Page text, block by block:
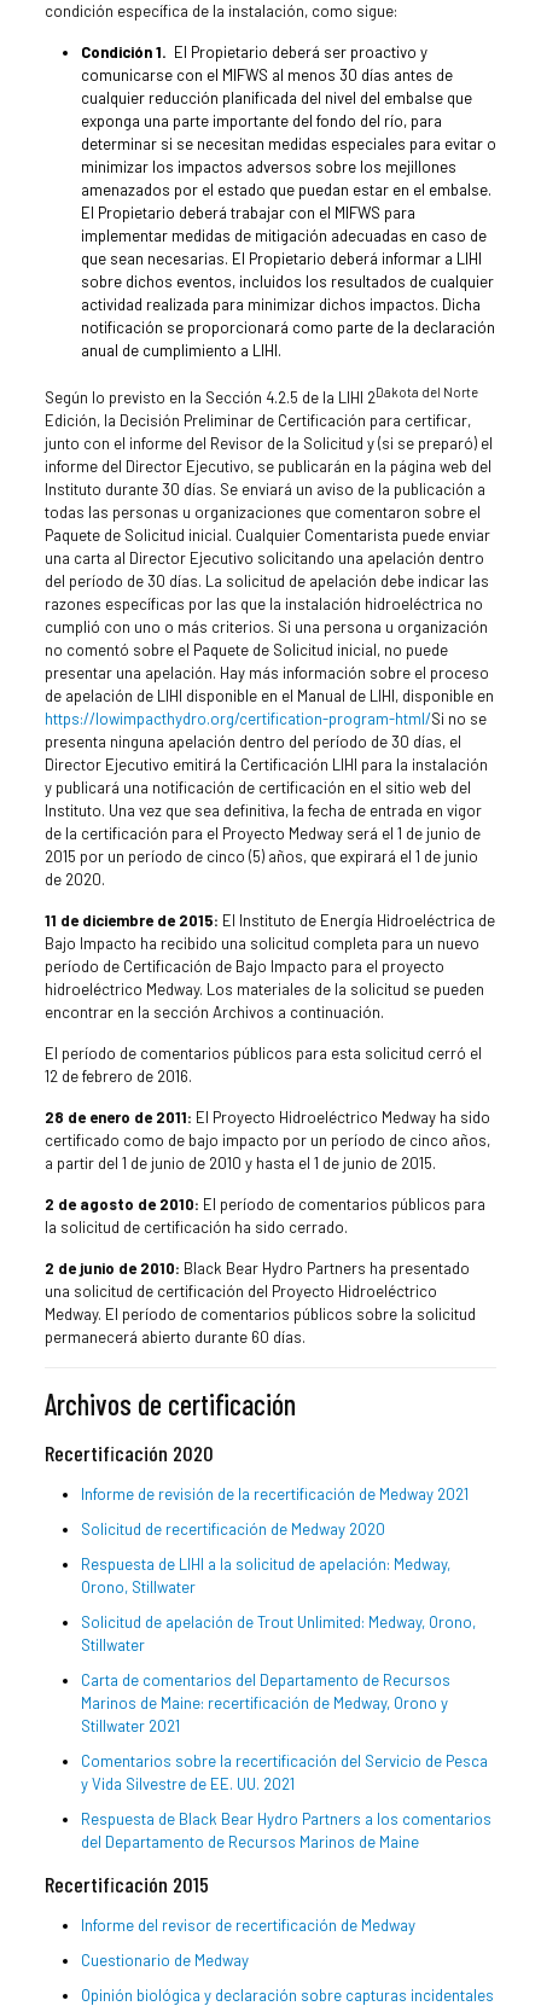
condición específica de la instalación, como sigue:
Condición 1. El Propietario deberá ser proactivo y
comunicarse con el MIFWS al menos 30 días antes de
cualquier reducción planificada del nivel del embalse que
exponga una parte importante del fondo del río, para
determinar si se necesitan medidas especiales para evitar o
minimizar los impactos adversos sobre los mejillones
amenazados por el estado que puedan estar en el embalse.
El Propietario deberá trabajar con el MIFWS para
implementar medidas de mitigación adecuadas en caso de
que sean necesarias. El Propietario deberá informar a LIHI
sobre dichos eventos, incluidos los resultados de cualquier
actividad realizada para minimizar dichos impactos. Dicha
notificación se proporcionará como parte de la declaración
anual de cumplimiento a LIHI.
Según lo previsto en la Sección 4.2.5 de la LIHI 2Dakota del Norte
Edición, la Decisión Preliminar de Certificación para certificar,
junto con el informe del Revisor de la Solicitud y (si se preparó) el
informe del Director Ejecutivo, se publicarán en la página web del
Instituto durante 30 días. Se enviará un aviso de la publicación a
todas las personas u organizaciones que comentaron sobre el
Paquete de Solicitud inicial. Cualquier Comentarista puede enviar
una carta al Director Ejecutivo solicitando una apelación dentro
del período de 30 días. La solicitud de apelación debe indicar las
razones específicas por las que la instalación hidroeléctrica no
cumplió con uno o más criterios. Si una persona u organización
no comentó sobre el Paquete de Solicitud inicial, no puede
presentar una apelación. Hay más información sobre el proceso
de apelación de LIHI disponible en el Manual de LIHI, disponible en
https://lowimpacthydro.org/certification-program-html/Si no se
presenta ninguna apelación dentro del período de 30 días, el
Director Ejecutivo emitirá la Certificación LIHI para la instalación
y publicará una notificación de certificación en el sitio web del
Instituto. Una vez que sea definitiva, la fecha de entrada en vigor
de la certificación para el Proyecto Medway será el 1 de junio de
2015 por un período de cinco (5) años, que expirará el 1 de junio
de 2020.
11 de diciembre de 2015: El Instituto de Energía Hidroeléctrica de
Bajo Impacto ha recibido una solicitud completa para un nuevo
período de Certificación de Bajo Impacto para el proyecto
hidroeléctrico Medway. Los materiales de la solicitud se pueden
encontrar en la sección Archivos a continuación.
El período de comentarios públicos para esta solicitud cerró el
12 de febrero de 2016.
28 de enero de 2011: El Proyecto Hidroeléctrico Medway ha sido
certificado como de bajo impacto por un período de cinco años,
a partir del 1 de junio de 2010 y hasta el 1 de junio de 2015.
2 de agosto de 2010: El período de comentarios públicos para
la solicitud de certificación ha sido cerrado.
2 de junio de 2010: Black Bear Hydro Partners ha presentado
una solicitud de certificación del Proyecto Hidroeléctrico
Medway. El período de comentarios públicos sobre la solicitud
permanecerá abierto durante 60 días.
Archivos de certificación
Recertificación 2020
Informe de revisión de la recertificación de Medway 2021
Solicitud de recertificación de Medway 2020
Respuesta de LIHI a la solicitud de apelación: Medway,
Orono, Stillwater
Solicitud de apelación de Trout Unlimited: Medway, Orono,
Stillwater
Carta de comentarios del Departamento de Recursos
Marinos de Maine: recertificación de Medway, Orono y
Stillwater 2021
Comentarios sobre la recertificación del Servicio de Pesca
y Vida Silvestre de EE. UU. 2021
Respuesta de Black Bear Hydro Partners a los comentarios
del Departamento de Recursos Marinos de Maine
Recertificación 2015
Informe del revisor de recertificación de Medway
Cuestionario de Medway
Opinión biológica y declaración sobre capturas incidentales